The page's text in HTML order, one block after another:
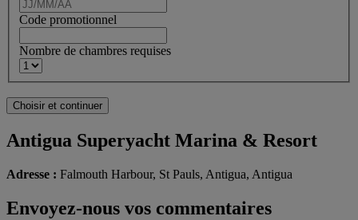
Code promotionnel
Nombre de chambres requises
Antigua Superyacht Marina & Resort
Adresse : Falmouth Harbour, St Pauls, Antigua, Antigua
Envoyez-nous vos commentaires